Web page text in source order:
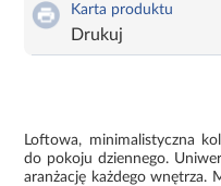
Karta produktu
Drukuj
Loftowa, minimalistyczna
do pokoju dziennego.
aranżację każdego wnętrza.